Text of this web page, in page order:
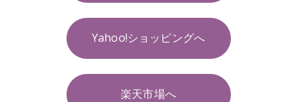
Yahoo!ショッピングへ
楽天市場へ